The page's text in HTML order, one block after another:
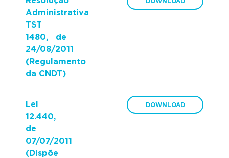
Administrativa
TST
1480, de
24/08/2011
(Regulamento
da CNDT)
Lei
12.440,
de
07/07/2011
(Dispõe